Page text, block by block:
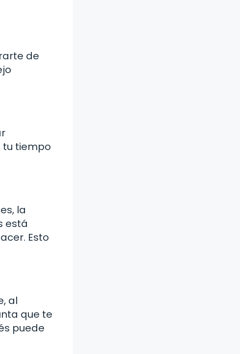
de
tu tiempo
la
está
Esto
al
que te
puede